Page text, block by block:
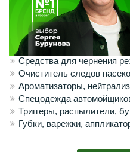
Средства для чернения
Очиститель следов
Ароматизаторы,
Спецодежда
Триггеры, распылители,
Губки, варежки,